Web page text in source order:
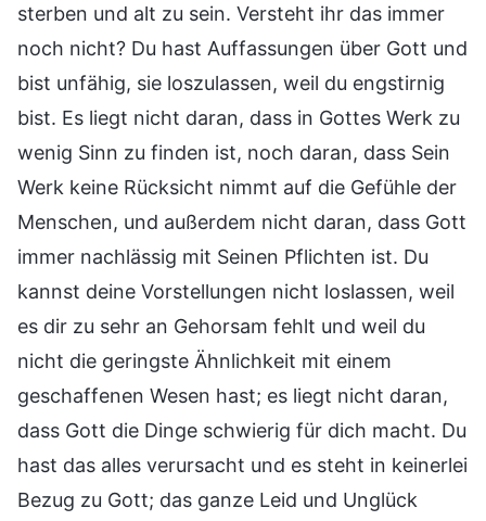
sterben und alt zu sein. Versteht ihr das immer
noch nicht? Du hast Auffassungen über Gott und
bist unfähig, sie loszulassen, weil du engstirnig
bist. Es liegt nicht daran, dass in Gottes Werk zu
wenig Sinn zu finden ist, noch daran, dass Sein
Werk keine Rücksicht nimmt auf die Gefühle der
Menschen, und außerdem nicht daran, dass Gott
immer nachlässig mit Seinen Pflichten ist. Du
kannst deine Vorstellungen nicht loslassen, weil
es dir zu sehr an Gehorsam fehlt und weil du
nicht die geringste Ähnlichkeit mit einem
geschaffenen Wesen hast; es liegt nicht daran,
dass Gott die Dinge schwierig für dich macht. Du
hast das alles verursacht und es steht in keinerlei
Bezug zu Gott; das ganze Leid und Unglück